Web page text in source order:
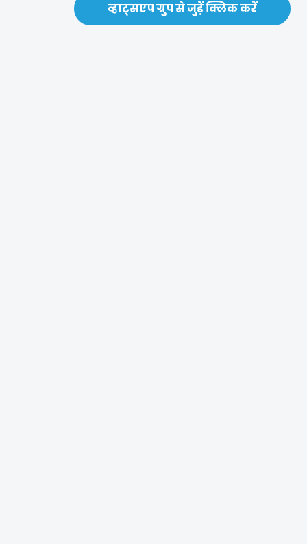
व्हाट्सएप ग्रुप से जुड़ें क्लिक करें